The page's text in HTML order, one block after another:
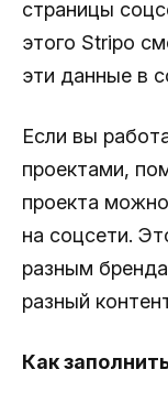
страницы
этого Stripo
эти данные в
Если вы
проектами,
проекта
на соцсети.
разным
разный
Как